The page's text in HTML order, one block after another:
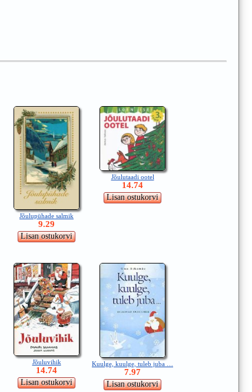
Jõulupühade salmik
9.29
Jõulutaadi ootel
14.74
Jõuluvihik
14.74
Kuulge, kuulge, tuleb juba …
7.97